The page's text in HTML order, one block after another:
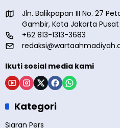
Jln. Balikpapan III No. 27
Gambir, Kota Jakarta Pusat
+62 813-1313-3683
Ikuti sosial media kami
Kategori
Siaran Pers